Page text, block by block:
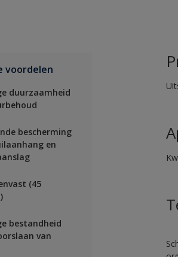
voordelen
duurzaamheid
bescherming
en
(45
bestandheid
van